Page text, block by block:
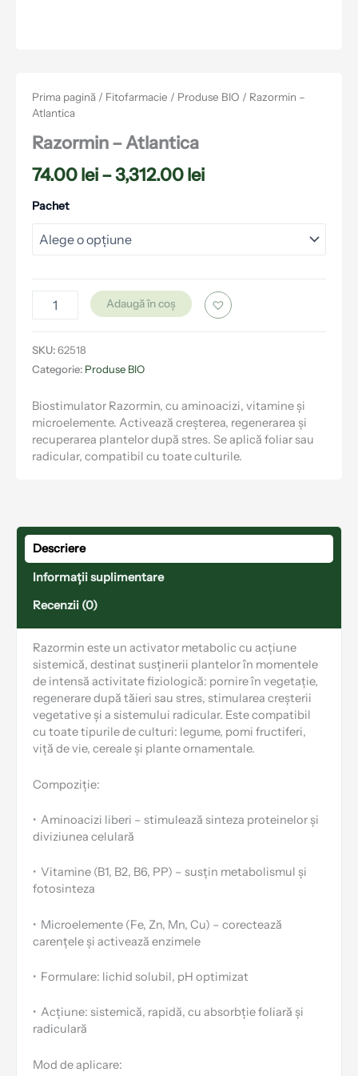
Prima pagină / Fitofarmacie / Produse BIO / Razormin –
Atlantica
Razormin – Atlantica
74.00lei–3,312.00lei
Biostimulator Razormin, cu aminoacizi, vitamine și
microelemente. Activează creșterea, regenerarea și
recuperarea plantelor după stres. Se aplică foliar sau
radicular, compatibil cu toate culturile.
Pachet
Adaugă în coș
SKU:62518
Categorie: Produse BIO
Descriere
Informații suplimentare
Recenzii (0)
Razormin este un activator metabolic cu acțiune
sistemică, destinat susținerii plantelor în momentele
de intensă activitate fiziologică: pornire în vegetație,
regenerare după tăieri sau stres, stimularea creșterii
vegetative și a sistemului radicular. Este compatibil
cu toate tipurile de culturi: legume, pomi fructiferi,
viță de vie, cereale și plante ornamentale.
Compoziție:
• Aminoacizi liberi – stimulează sinteza proteinelor și
diviziunea celulară
• Vitamine (B1, B2, B6, PP) – susțin metabolismul și
fotosinteza
• Microelemente (Fe, Zn, Mn, Cu) – corectează
carențele și activează enzimele
• Formulare: lichid solubil, pH optimizat
• Acțiune: sistemică, rapidă, cu absorbție foliară și
radiculară
Mod de aplicare: